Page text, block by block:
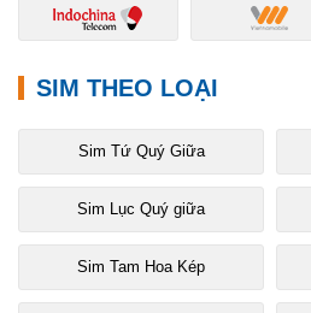
SIM THEO LOẠI
Sim Tứ Quý Giữa
Sim Lục Quý giữa
Sim Tam Hoa Kép